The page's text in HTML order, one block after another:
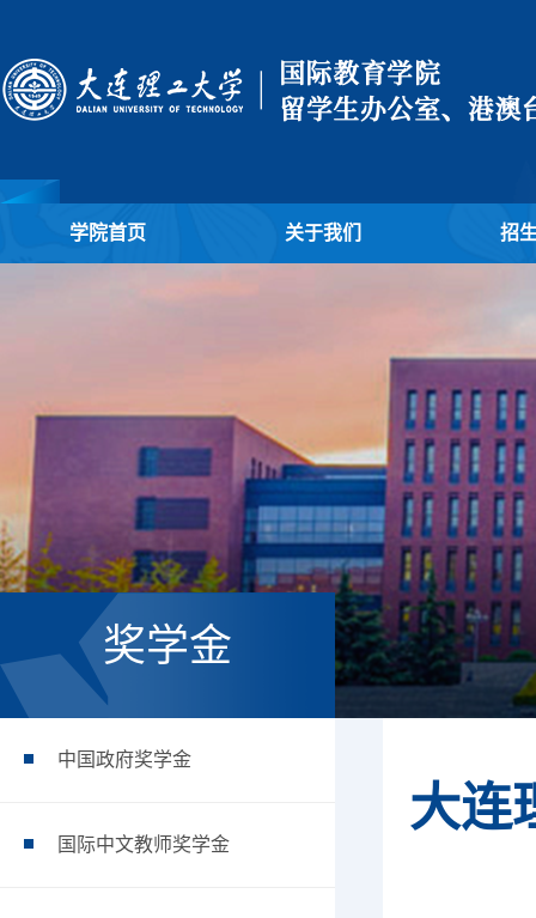
学院首页 关于我们 招
奖学金
中国政府奖学金
国际中文教师奖学金
大连